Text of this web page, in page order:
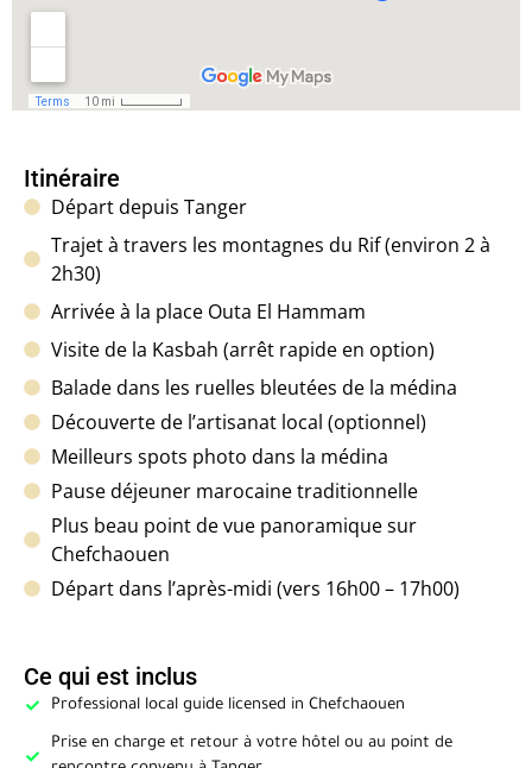
Itinéraire
Départ depuis Tanger
Trajet à travers les montagnes du Rif (environ 2 à
2h30)
Arrivée à la place Outa El Hammam
Visite de la Kasbah (arrêt rapide en option)
Balade dans les ruelles bleutées de la médina
Découverte de l’artisanat local (optionnel)
Meilleurs spots photo dans la médina
Pause déjeuner marocaine traditionnelle
Plus beau point de vue panoramique sur
Chefchaouen
Départ dans l’après-midi (vers 16h00 – 17h00)
Ce qui est inclus
Professional local guide licensed in Chefchaouen
Prise en charge et retour à votre hôtel ou au point de